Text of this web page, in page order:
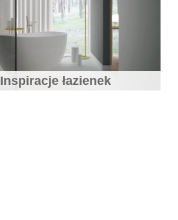
Inspiracje łazienek